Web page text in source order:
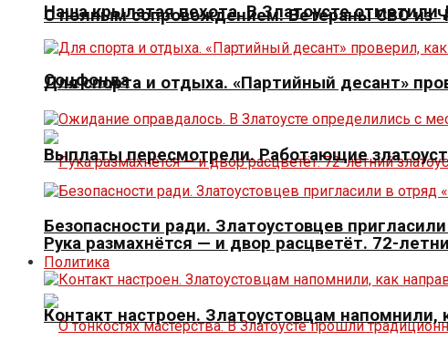
С полным сопровождением. Ветераны СВО из
Соцфонда
Рука размахнётся — и двор расцветёт. 72-
Наша крылатая пехота. В Златоусте
Для спорта и отдыха. «Партийный десант»
Выплаты пересмотрели. Работающие
Безопасности ради. Златоустовцев
Политика
Контакт настроен. Златоустовцам напомнили,